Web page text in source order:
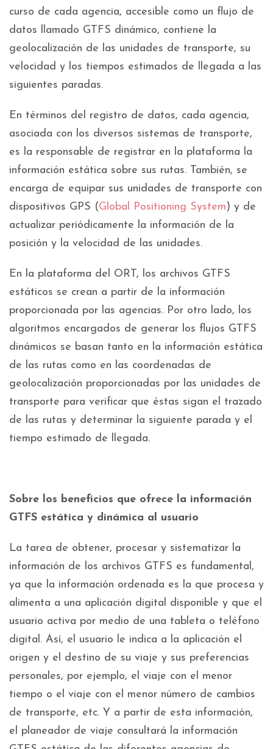
curso de cada agencia, accesible como un flujo de
datos llamado GTFS dinámico, contiene la
geolocalización de las unidades de transporte, su
velocidad y los tiempos estimados de llegada a las
siguientes paradas.
En términos del registro de datos, cada agencia,
asociada con los diversos sistemas de transporte,
es la responsable de registrar en la plataforma la
información estática sobre sus rutas. También, se
encarga de equipar sus unidades de transporte con
dispositivos GPS (Global Positioning System) y de
actualizar periódicamente la información de la
posición y la velocidad de las unidades.
En la plataforma del ORT, los archivos GTFS
estáticos se crean a partir de la información
proporcionada por las agencias. Por otro lado, los
algoritmos encargados de generar los flujos GTFS
dinámicos se basan tanto en la información estática
de las rutas como en las coordenadas de
geolocalización proporcionadas por las unidades de
transporte para verificar que éstas sigan el trazado
de las rutas y determinar la siguiente parada y el
tiempo estimado de llegada.
Sobre los beneficios que ofrece la información
GTFS estática y dinámica al usuario
La tarea de obtener, procesar y sistematizar la
información de los archivos GTFS es fundamental,
ya que la información ordenada es la que procesa y
alimenta a una aplicación digital disponible y que el
usuario activa por medio de una tableta o teléfono
digital. Así, el usuario le indica a la aplicación el
origen y el destino de su viaje y sus preferencias
personales, por ejemplo, el viaje con el menor
tiempo o el viaje con el menor número de cambios
de transporte, etc. Y a partir de esta información,
el planeador de viaje consultará la información